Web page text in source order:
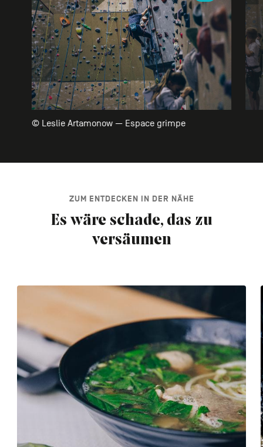
© Leslie Artamonow — Espace grimpe
ZUM ENTDECKEN IN DER NÄHE
Es wäre schade, das zu
versäumen